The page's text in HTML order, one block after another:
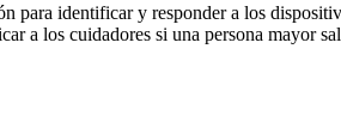
para identificar y responder a los
a los cuidadores si una persona mayor